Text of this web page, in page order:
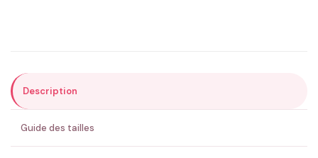
ENVOYER MA DEMANDE ✨
💚 Retour sous 24-48h🇫🇷 Flocage en France✅ Validation avant fabrication
Description
Guide des tailles